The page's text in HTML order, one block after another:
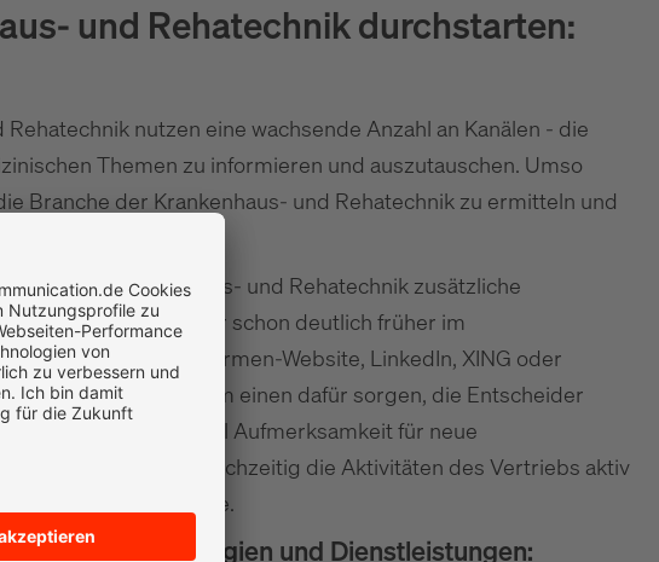
und Rehatechnik durchstarten:
nutzen eine wachsende Anzahl an Kanälen - die
Themen zu informieren und auszutauschen. Umso
Branche der Krankenhaus- und Rehatechnik zu ermitteln und
von Krankenhaus- und Rehatechnik zusätzliche
richtigen Entscheider schon deutlich früher im
Kanäle, wie Firmen-Website, LinkedIn, XING oder
Rolle, weil Sie zum einen dafür sorgen, die Entscheider
– zum Beispiel Aufmerksamkeit für neue
und zum anderen gleichzeitig die Aktivitäten des Vertriebs aktiv
für Seminare.
Technologien und Dienstleistungen: